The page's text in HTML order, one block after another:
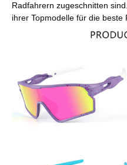
Radfahrern zugeschnitten
ihrer Topmodelle für die